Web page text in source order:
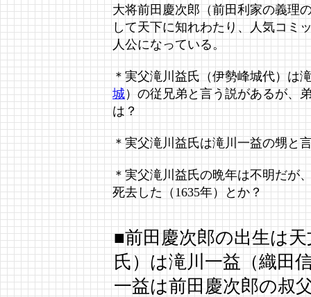
大将前田慶次郎（前田利家の義理
して天下に知れわたり、人気コミ
人公になっている。
＊実父滝川益氏（伊勢峰城代）は
城）の従兄弟と言う説があるが、
は？
＊実父滝川益氏は滝川一益の甥と
＊実父滝川益氏の晩年は不明だが
死去した（1635年）とか？
■前田慶次郎の出生は
氏）は滝川一益（織田
一益は前田慶次郎の叔